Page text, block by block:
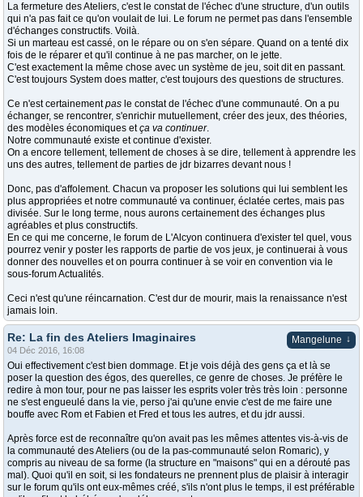
La fermeture des Ateliers, c'est le constat de l'échec d'une structure, d'un outils
qui n'a pas fait ce qu'on voulait de lui. Le forum ne permet pas dans l'ensemble
d'échanges constructifs. Voilà.
Si un marteau est cassé, on le répare ou on s'en sépare. Quand on a tenté dix
fois de le réparer et qu'il continue à ne pas marcher, on le jette.
C'est exactement la même chose avec un système de jeu, soit dit en passant.
C'est toujours System does matter, c'est toujours des questions de structures.
Ce n'est certainementpas le constat de l'échec d'une communauté. On a pu
échanger, se rencontrer, s'enrichir mutuellement, créer des jeux, des théories,
des modèles économiques etça va continuer.
Notre communauté existe et continue d'exister.
On a encore tellement, tellement de choses à se dire, tellement à apprendre les
uns des autres, tellement de parties de jdr bizarres devant nous !
Donc, pas d'affolement. Chacun va proposer les solutions qui lui semblent les
plus appropriées et notre communauté va continuer, éclatée certes, mais pas
divisée. Sur le long terme, nous aurons certainement des échanges plus
agréables et plus constructifs.
En ce qui me concerne, le forum de L'Alcyon continuera d'exister tel quel, vous
pourrez venir y poster les rapports de partie de vos jeux, je continuerai à vous
donner des nouvelles et on pourra continuer à se voir en convention via le
sous-forum Actualités.
Ceci n'est qu'une réincarnation. C'est dur de mourir, mais la renaissance n'est
jamais loin.
Mangelune ↓
Re: La fin des Ateliers Imaginaires
04 Déc 2016, 16:08
Oui effectivement c'est bien dommage. Et je vois déjà des gens ça et là se
poser la question des égos, des querelles, ce genre de choses. Je préfère le
redire à mon tour, pour ne pas laisser les esprits voler très très loin : personne
ne s'est engueulé dans la vie, perso j'ai qu'une envie c'est de me faire une
bouffe avec Rom et Fabien et Fred et tous les autres, et du jdr aussi.
Après force est de reconnaître qu'on avait pas les mêmes attentes vis-à-vis de
la communauté des Ateliers (ou de la pas-communauté selon Romaric), y
compris au niveau de sa forme (la structure en "maisons" qui en a dérouté pas
mal). Quoi qu'il en soit, si les fondateurs ne prennent plus de plaisir à interagir
sur le forum qu'ils ont eux-mêmes créé, s'ils n'ont plus le temps, il est préférable